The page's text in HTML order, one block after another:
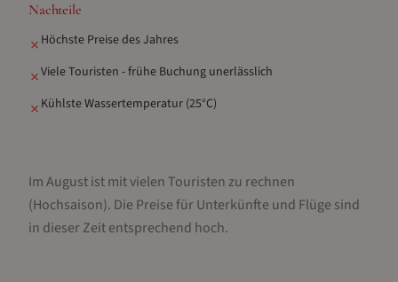
Nachteile
✗ Höchste Preise des Jahres
✗Viele Touristen - frühe Buchung unerlässlich
✗ Kühlste Wassertemperatur (25°C)
Im August ist mit vielen Touristen zu rechnen
(Hochsaison). Die Preise für Unterkünfte und Flüge sind
in dieser Zeit entsprechend hoch.